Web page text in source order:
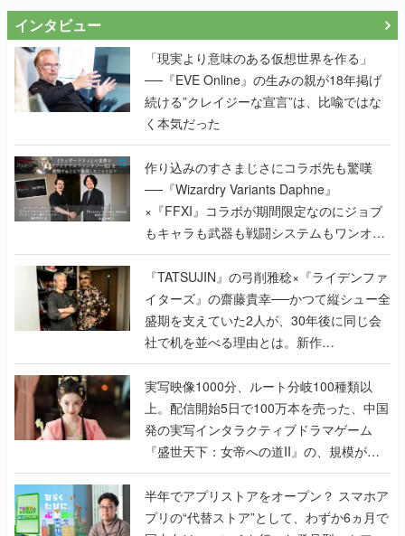
インタビュー
「現実より意味のある仮想世界を作る」
──『EVE Online』の生みの親が18年掲げ
続ける”クレイジーな宣言”は、比喩ではな
く本気だった
作り込みのすさまじさにコラボ先も驚嘆
──『Wizardry Variants Daphne』
×『FFXI』コラボが期間限定なのにジョブ
もキャラも武器も戦闘システムもワンオフ
で作り込まれた理由を両ディレクターに聞
く
『TATSUJIN』の弓削雅稔×『ライデンファ
イターズ』の齋藤貴幸──かつて縦シュー全
盛期を支えていた2人が、30年後に同じ会
社で机を並べる理由とは。新作
『TATSUJIN EXTREME』で初タッグを組
んだレジェンド2人に訊く開発秘話
実写映像1000分、ルート分岐100種類以
上。配信開始5日で100万本を売った、中国
発の実写インタラクティブドラマゲーム
『盛世天下：女帝への道II』の、規模が違
うこだわりをプロデューサーに聞いた
半年でアプリストアをオープン？ スマホア
プリの“代替ストア”として、わずか6ヵ月で